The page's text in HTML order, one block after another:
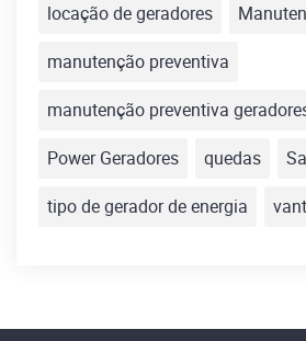
locação de geradores
manutenção preventiva
manutenção preventiva
Power Geradores
quedas
tipo de gerador de energia